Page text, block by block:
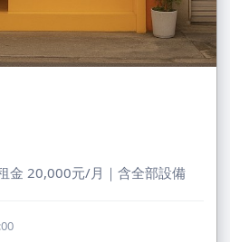
金 20,000元/月｜含全部設備